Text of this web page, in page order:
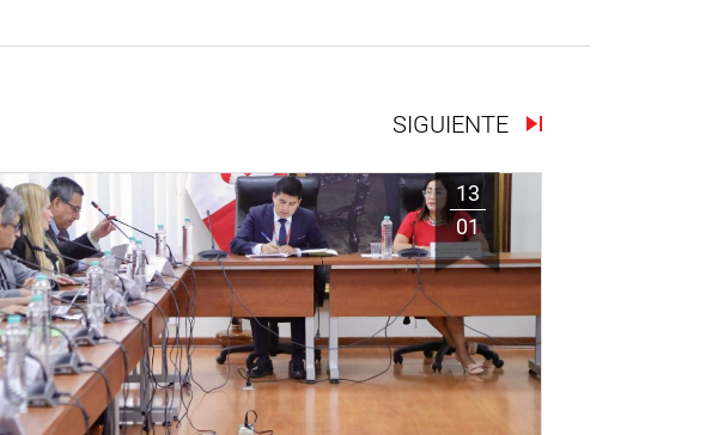
SIGUIENTE
13
01